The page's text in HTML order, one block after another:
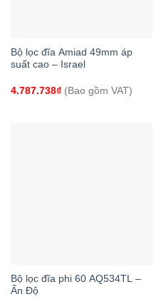
Bộ lọc đĩa Amiad 49mm áp
suất cao – Israel
4.787.738₫(Bao gồm VAT)
Bộ lọc đĩa phi 60 AQ534TL –
Ấn Độ